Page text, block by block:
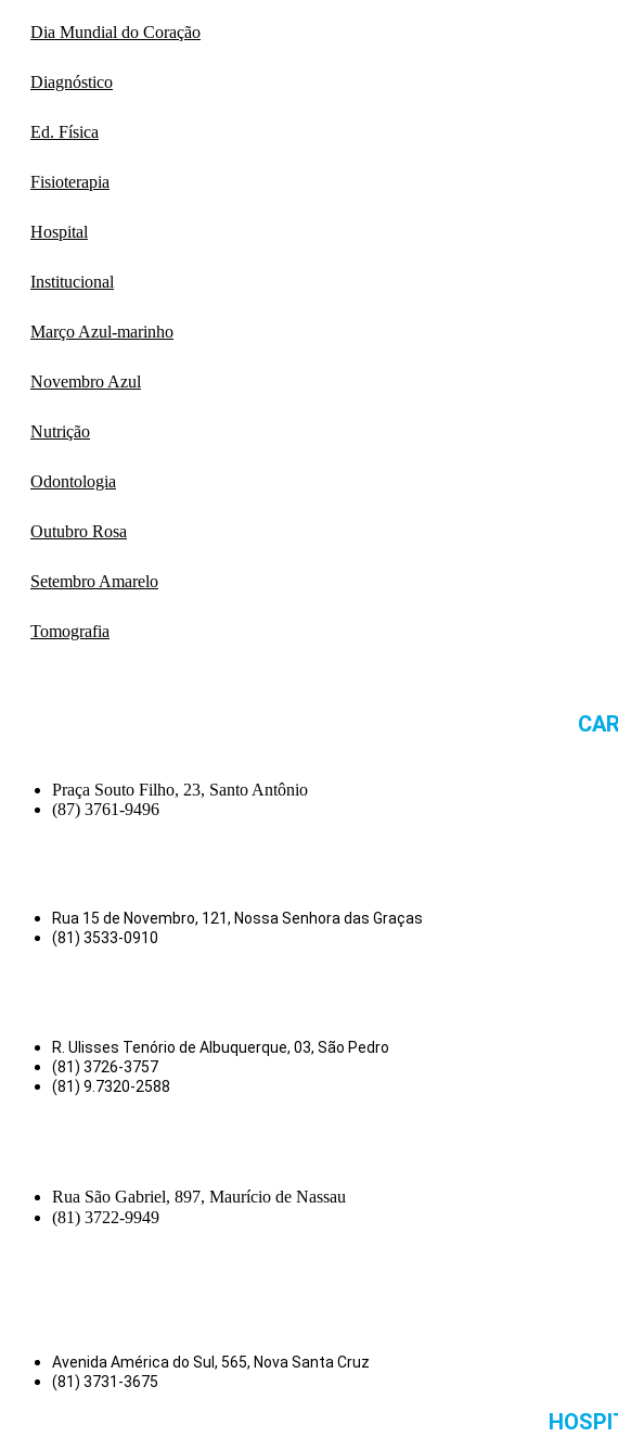
Dia Mundial do Coração
Diagnóstico
Ed. Física
Fisioterapia
Hospital
Institucional
Março Azul-marinho
Novembro Azul
Nutrição
Odontologia
Outubro Rosa
Setembro Amarelo
Tomografia
Praça Souto Filho, 23, Santo Antônio
(87) 3761-9496
Rua 15 de Novembro, 121, Nossa Senhora das Graças
(81) 3533-0910
R. Ulisses Tenório de Albuquerque, 03, São Pedro
(81) 3726-3757
(81) 9.7320-2588
Rua São Gabriel, 897, Maurício de Nassau
(81) 3722-9949
Avenida América do Sul, 565, Nova Santa Cruz
(81) 3731-3675